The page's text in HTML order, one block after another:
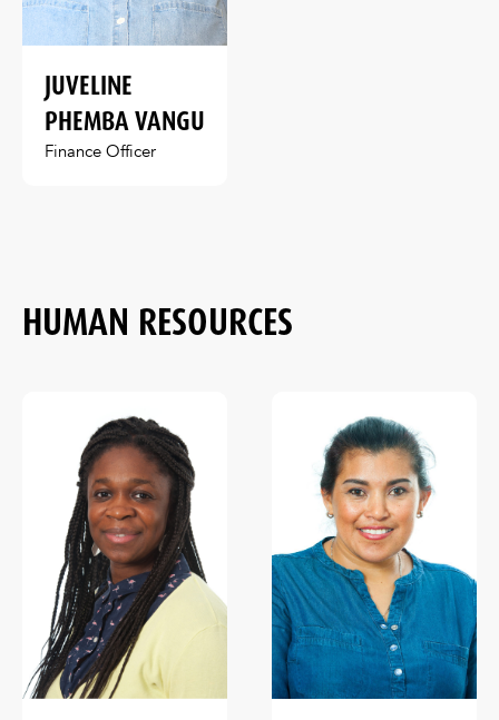
JUVELINE
PHEMBA VANGU
Finance Officer
HUMAN RESOURCES